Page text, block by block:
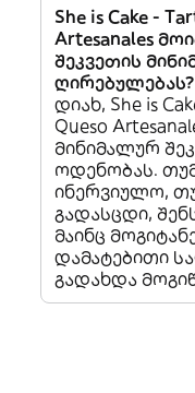
She is Cake -
Artesanales
შეკვეთის
ღირებულებას?
დიახ, She is
Queso
მინიმალურ
ოდენობას.
ინერვიულო,
გადასცდი,
მაინც
დამატებითი
გადახდა